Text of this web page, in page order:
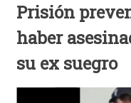
Prisión
haber
su ex suegro